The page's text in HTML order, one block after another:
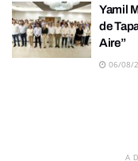
Yamil
de
Aire”
06/08/